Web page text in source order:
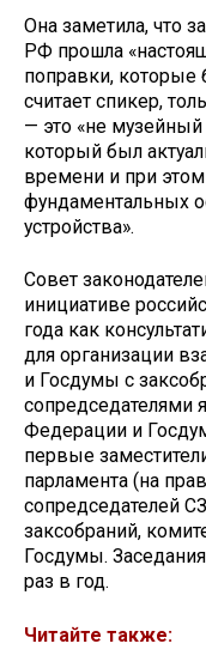
Она заметила, что
РФ прошла
поправки, которые
считает спикер,
— это «не
который был
времени и при
фундаментальных
устройства».
Совет
инициативе
года как
для организации
и Госдумы с
сопредседателями
Федерации и
первые
парламента (на
сопредседателей
заксобраний,
Госдумы.
раз в год.
Читайте также: